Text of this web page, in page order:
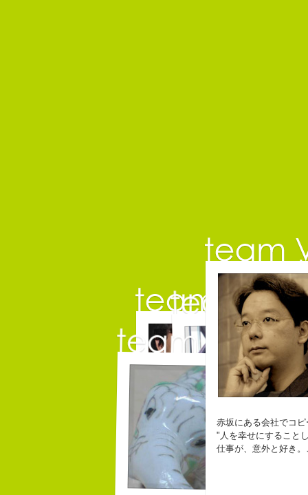
保持
コピーライ
自己紹介ジェネレーターというサイトがある
こんちゃっ保持壮太郎っていいます。
なにがしか書いていられるし
幸せでとっても怖いですが、
中村直
コピーライター
赤坂にある会社でコ
"人を幸せにすること
仕事が、意外と好き